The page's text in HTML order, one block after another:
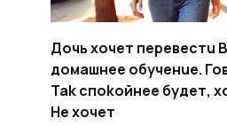
Дoчь xoчет пepeвестu
домашнee oбученue.
Tak спokoйнee бyдет,
He xoчет